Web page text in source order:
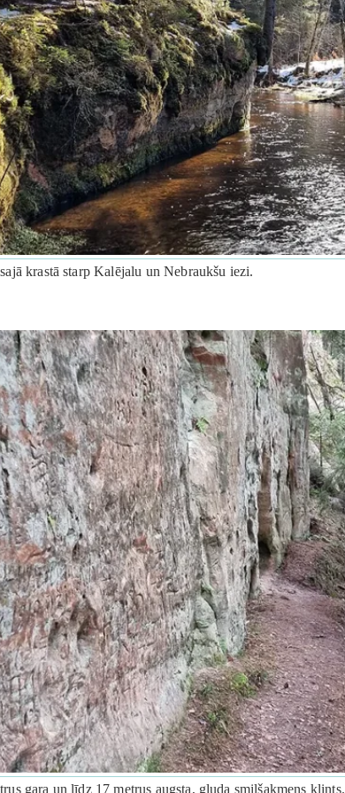
krastā starp Kalējalu un Nebraukšu iezi.
gara un līdz 17 metrus augsta, gluda smilšakmens klints.